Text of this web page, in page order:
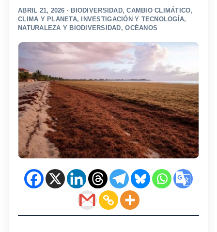
ABRIL 21, 2026 · BIODIVERSIDAD,CAMBIO CLIMÁTICO,
CLIMA Y PLANETA, INVESTIGACIÓN Y TECNOLOGÍA,
NATURALEZA Y BIODIVERSIDAD,OCÉANOS